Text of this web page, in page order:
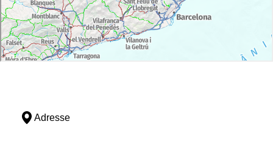
Adresse